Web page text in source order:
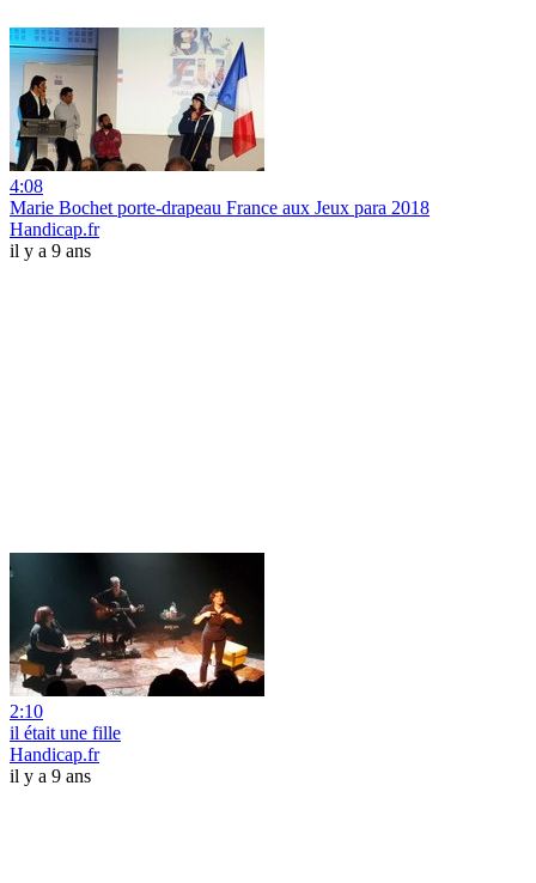
4:08
Marie Bochet porte-drapeau France aux Jeux para 2018
Handicap.fr
il y a 9 ans
2:10
il était une fille
Handicap.fr
il y a 9 ans